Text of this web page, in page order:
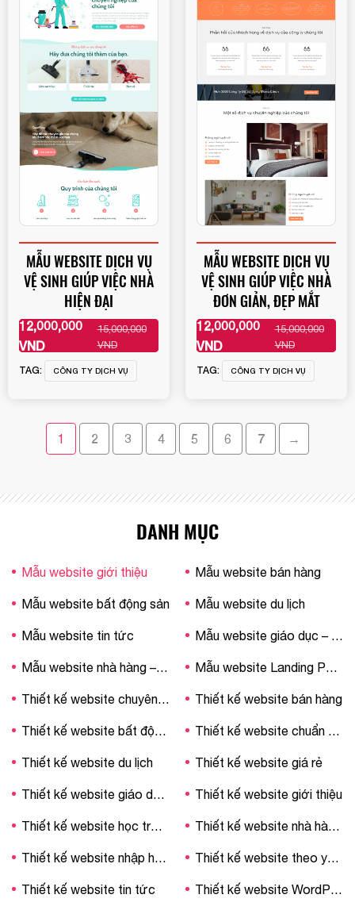
MẪU WEBSITE DỊCH VỤ
VỆ SINH GIÚP VIỆC NHÀ
HIỆN ĐẠI
12,000,000
VND
15,000,000
VND
XEM THÊM
TAG: CÔNG TY DỊCH VỤ
MẪU WEBSITE DỊCH VỤ
VỆ SINH GIÚP VIỆC NHÀ
ĐƠN GIẢN, ĐẸP MẮT
12,000,000
VND
15,000,000
VND
XEM THÊM
TAG: CÔNG TY DỊCH VỤ
1 2 3 4 5 6 7 →
DANH MỤC
Mẫu website giới thiệu Mẫu website bán hàng
Mẫu website bất động sản Mẫu website du lịch
Mẫu website tin tức Mẫu website giáo dục – trường học
Mẫu website nhà hàng – khách sạn Mẫu website Landing Page
Thiết kế website chuyên nghiệp Thiết kế website bán hàng
Thiết kế website bất động sản Thiết kế website chuẩn SEO
Thiết kế website du lịch Thiết kế website giá rẻ
Thiết kế website giáo dục – trường học Thiết kế website giới thiệu
Thiết kế website học trực tuyến Thiết kế website nhà hàng – khách sạn
Thiết kế website nhập hàng Trung Quốc Thiết kế website theo yêu cầu
Thiết kế website tin tức Thiết kế website WordPress